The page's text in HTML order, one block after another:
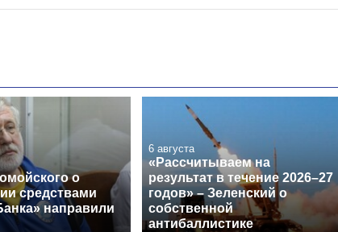
о
средствами
направили
6 августа
«Рассчитываем на
результат в течение 2026–27
годов» – Зеленский о
собственной
антибаллистике